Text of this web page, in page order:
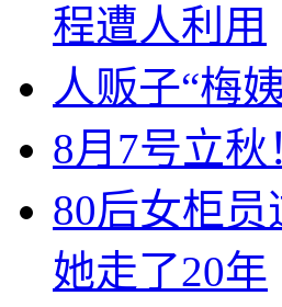
程遭人利用
人贩子“梅
8月7号立
80后女柜
她走了20年